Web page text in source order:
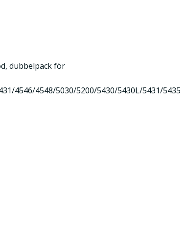
dubbelpack för
4546/4548/5030/5200/5430/5430L/5431/5435